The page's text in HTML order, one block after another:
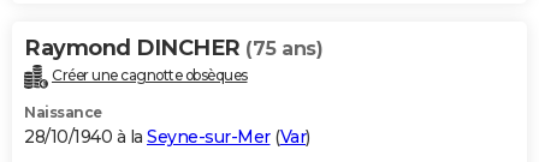
Raymond DINCHER (75 ans)
Créer une cagnotte obsèques
Naissance
28/10/1940 à la Seyne-sur-Mer(Var)